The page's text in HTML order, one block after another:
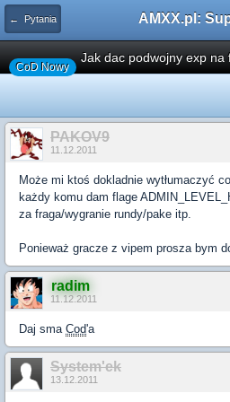
← Pytania
CoD Nowy
Jak dac podwojny exp na
PAKOV9
11.12.2011
Może mi ktoś dokladnie wytłumaczyć
każdy komu dam flage
za fraga/wygranie rundy/pake itp.
Ponieważ gracze z vipem prosza bym
radim
11.12.2011
Daj sma Cod'a
System'ek
13.12.2011